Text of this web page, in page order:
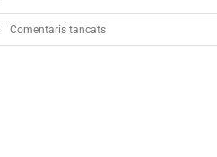
Comentaris tancatsa